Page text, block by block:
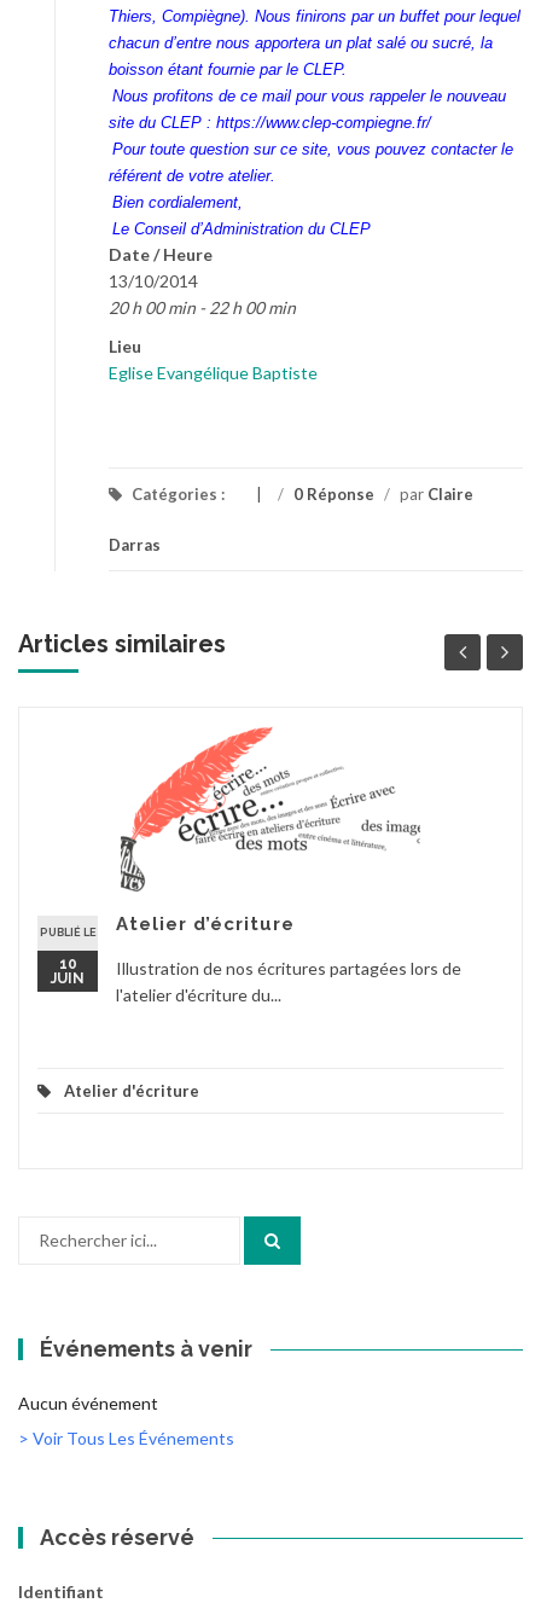
Thiers, Compiègne). Nous finirons par un buffet pour lequel
chacun d’entre nous apportera un plat salé ou sucré, la
boisson étant fournie par le CLEP.
Nous profitons de ce mail pour vous rappeler le nouveau
site du CLEP : https://www.clep-compiegne.fr/
Pour toute question sur ce site, vous pouvez contacter le
référent de votre atelier.
Bien cordialement,
Le Conseil d’Administration du CLEP
Date / Heure
13/10/2014
20 h 00 min - 22 h 00 min
Lieu
Eglise Evangélique Baptiste
Catégories : / 0 Réponse / par Claire
Darras
Articles similaires
PUBLIÉ LE
10
JUIN
Atelier d’écriture
Illustration de nos écritures partagées lors de
l'atelier d'écriture du...
Atelier d'écriture
Événements à venir
Aucun événement
> Voir Tous Les Événements
Accès réservé
Identifiant